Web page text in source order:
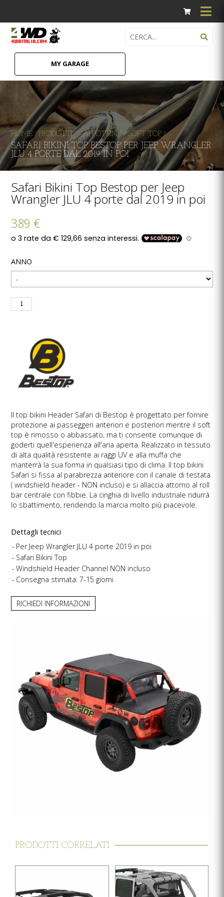
MY GARAGE
HOME /PRODOTTI/CAPPOTTINE/SOFT TOP /
SAFARI BIKINI TOP BESTOP PER JEEP WRANGLER
JLU 4 PORTE DAL 2019 IN POI
Safari Bikini Top Bestop per Jeep
Wrangler JLU 4 porte dal 2019 in poi
389 €
ANNO
Il top bikini Header Safari di Bestop è progettato per fornire
protezione ai passeggeri anteriori e posteriori mentre il soft
top è rimosso o abbassato, ma ti consente comunque di
goderti quell'esperienza all'aria aperta. Realizzato in tessuto
di alta qualità resistente ai raggi UV e alla muffa che
manterrà la sua forma in qualsiasi tipo di clima. Il top bikini
Safari si fissa al parabrezza anteriore con il canale di testata
( windshield header - NON incluso) e si allaccia attorno al roll
bar centrale con fibbie. La cinghia di livello industriale ridurrà
lo sbattimento, rendendo la marcia molto più piacevole.
Dettagli tecnici
Per Jeep Wrangler JLU 4 porte 2019 in poi
Safari Bikini Top
Windshield Header Channel NON incluso
Consegna stimata: 7-15 giorni
RICHIEDI INFORMAZIONI
PRODOTTI CORRELATI